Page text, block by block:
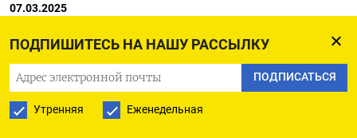
ПОДПИШИТЕСЬ НА НАШУ РАССЫЛКУ
ПОДПИСАТЬСЯ
Утренняя Еженедельная
07.03.2025
МОСКВА, 7 мар (Рейтер) - Инвестиции в
основной капитал в РФ в 2024 году выросли на